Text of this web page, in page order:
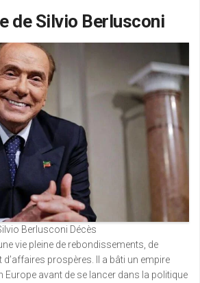
de Silvio Berlusconi
Berlusconi Décès
vie pleine de rebondissements, de
prospères. Il a bâti un empire
Europe avant de se lancer dans la politique